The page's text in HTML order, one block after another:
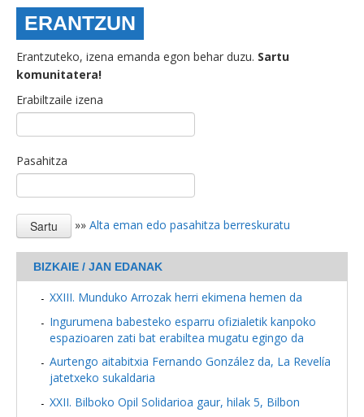
ERANTZUN
Erantzuteko, izena emanda egon behar duzu. Sartu
komunitatera!
Erabiltzaile izena
Pasahitza
»» Alta eman edo pasahitza berreskuratu
BIZKAIE / JAN EDANAK
XXIII. Munduko Arrozak herri ekimena hemen da
Ingurumena babesteko esparru ofizialetik kanpoko
espazioaren zati bat erabiltea mugatu egingo da
Aurtengo aitabitxia Fernando González da, La Revelía
jatetxeko sukaldaria
XXII. Bilboko Opil Solidarioa gaur, hilak 5, Bilbon